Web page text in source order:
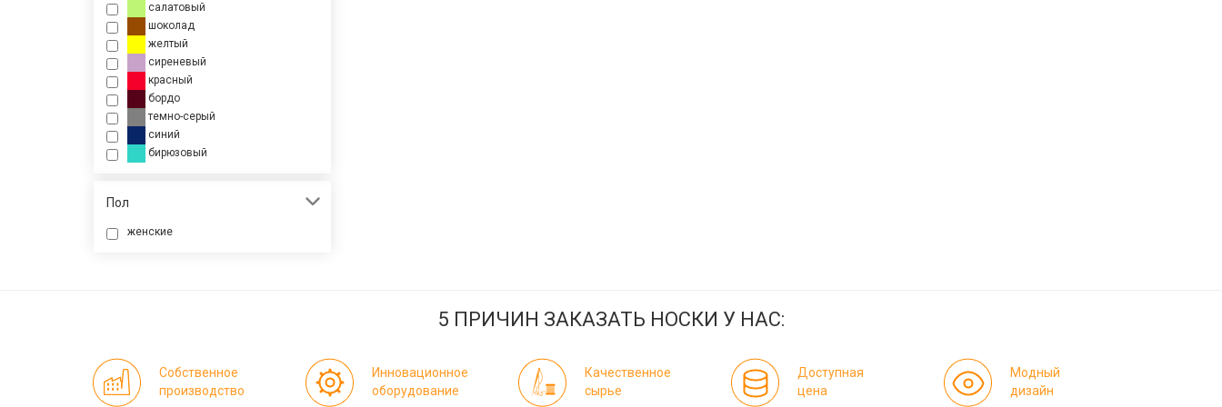
салатовый
шоколад
желтый
сиреневый
красный
бордо
темно-серый
синий
бирюзовый
Пол
женские
5 ПРИЧИН ЗАКАЗАТЬ НОСКИ У НАС:
Собственное
производство
Инновационное
оборудование
Качественное
сырье
Доступная
цена
Модный
дизайн